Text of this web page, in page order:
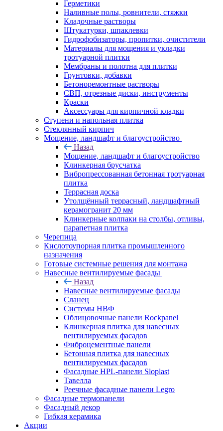
Герметики
Наливные полы, ровнители, стяжки
Кладочные растворы
Штукатурки, шпаклевки
Гидрофобизаторы, пропитки, очистители
Материалы для мощения и укладки
тротуарной плитки
Мембраны и полотна для плитки
Грунтовки, добавки
Бетоноремонтные растворы
СВП, отрезные диски, инструменты
Краски
Аксессуары для кирпичной кладки
Ступени и напольная плитка
Cтеклянный кирпич
Мощение, ландшафт и благоустройство
Назад
Мощение, ландшафт и благоустройство
Клинкерная брусчатка
Вибропрессованная бетонная тротуарная
плитка
Террасная доска
Утолщённый террасный, ландшафтный
керамогранит 20 мм
Клинкерные колпаки на столбы, отливы,
парапетная плитка
Черепица
Кислотоупорная плитка промышленного
назначения
Готовые системные решения для монтажа
Навесные вентилируемые фасады
Назад
Навесные вентилируемые фасады
Сланец
Системы НВФ
Облицовочные панели Rockpanel
Клинкерная плитка для навесных
вентилируемых фасадов
Фиброцементные панели
Бетонная плитка для навесных
вентилируемых фасадов
Фасадные HPL-панели Sloplast
Тавелла
Реечные фасадные панели Legro
Фасадные термопанели
Фасадный декор
Гибкая керамика
Акции